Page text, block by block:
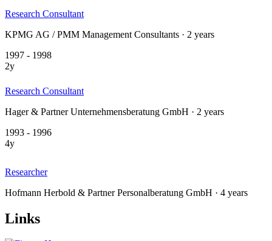
Research Consultant
KPMG AG / PMM Management Consultants · 2 years
1997 - 1998
2y
Research Consultant
Hager & Partner Unternehmensberatung GmbH · 2 years
1993 - 1996
4y
Researcher
Hofmann Herbold & Partner Personalberatung GmbH · 4 years
Links